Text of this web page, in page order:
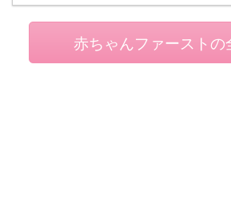
赤ちゃんファーストの